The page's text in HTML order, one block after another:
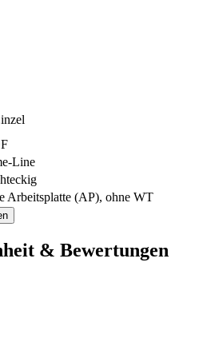
Line
Arbeitsplatte (AP), ohne WT
& Bewertungen